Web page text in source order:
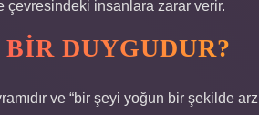
çevresindeki insanlara zarar verir.
DUYGUDUR?
ve “bir şeyi yoğun bir şekilde